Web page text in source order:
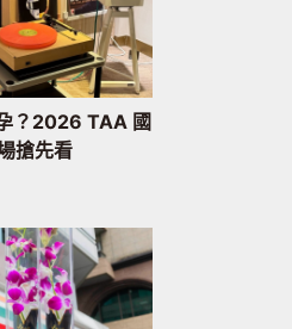
？2026 TAA 國
搶先看